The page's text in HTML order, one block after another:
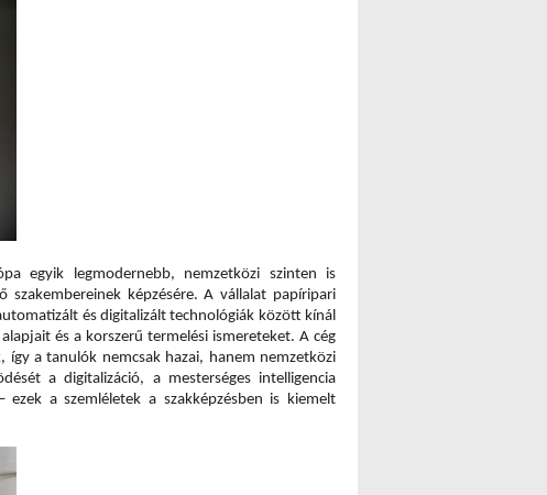
egyik legmodernebb, nemzetközi szinten is
képzésére. A vállalat papíripari
és digitalizált technológiák között kínál
és a korszerű termelési ismereteket. A cég
a tanulók nemcsak hazai, hanem nemzetközi
a digitalizáció, a mesterséges intelligencia
a szemléletek a szakképzésben is kiemelt